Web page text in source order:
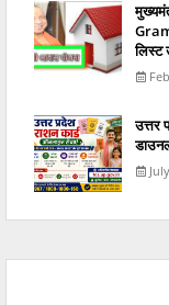
लिस्ट
उत्तर